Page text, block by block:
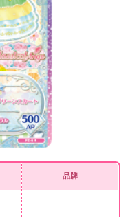
品牌